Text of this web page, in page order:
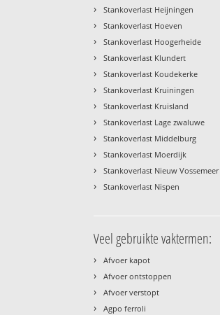
› Stankoverlast Heijningen
› Stankoverlast Hoeven
› Stankoverlast Hoogerheide
› Stankoverlast Klundert
› Stankoverlast Koudekerke
› Stankoverlast Kruiningen
› Stankoverlast Kruisland
› Stankoverlast Lage zwaluwe
› Stankoverlast Middelburg
› Stankoverlast Moerdijk
› Stankoverlast Nieuw Vossemeer
› Stankoverlast Nispen
Veel gebruikte vaktermen:
› Afvoer kapot
› Afvoer ontstoppen
› Afvoer verstopt
› Agpo ferroli